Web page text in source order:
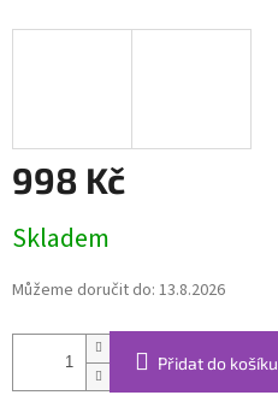
998 Kč
cena:
Skladem
Můžeme doručit do: 13.8.2026
Přidat do košíku